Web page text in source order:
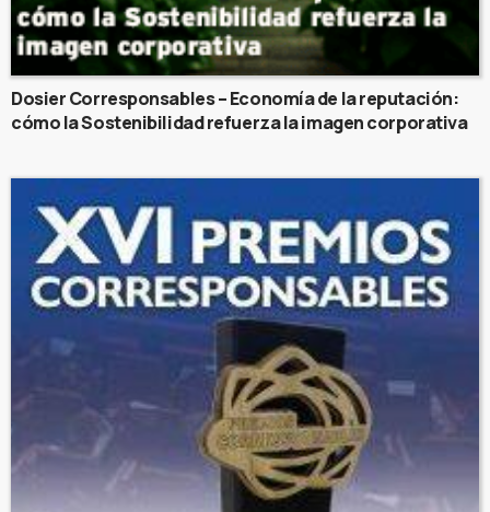
Dosier Corresponsables – Economía de la reputación:
cómo la Sostenibilidad refuerza la imagen corporativa